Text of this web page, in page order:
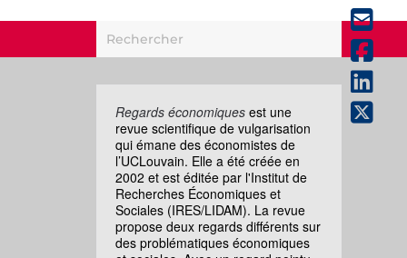
Regards économiques est une
revue scientifique de vulgarisation
qui émane des économistes de
l’UCLouvain. Elle a été créée en
2002 et est éditée par l'Institut de
Recherches Économiques et
Sociales (IRES/LIDAM). La revue
propose deux regards différents sur
des problématiques économiques